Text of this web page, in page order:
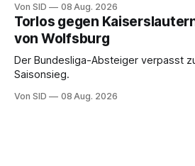
Von SID 08 Aug. 2026
Torlos gegen
von Wolfsburg
Der Bundesliga-Absteiger verpasst
Saisonsieg.
Von SID 08 Aug. 2026